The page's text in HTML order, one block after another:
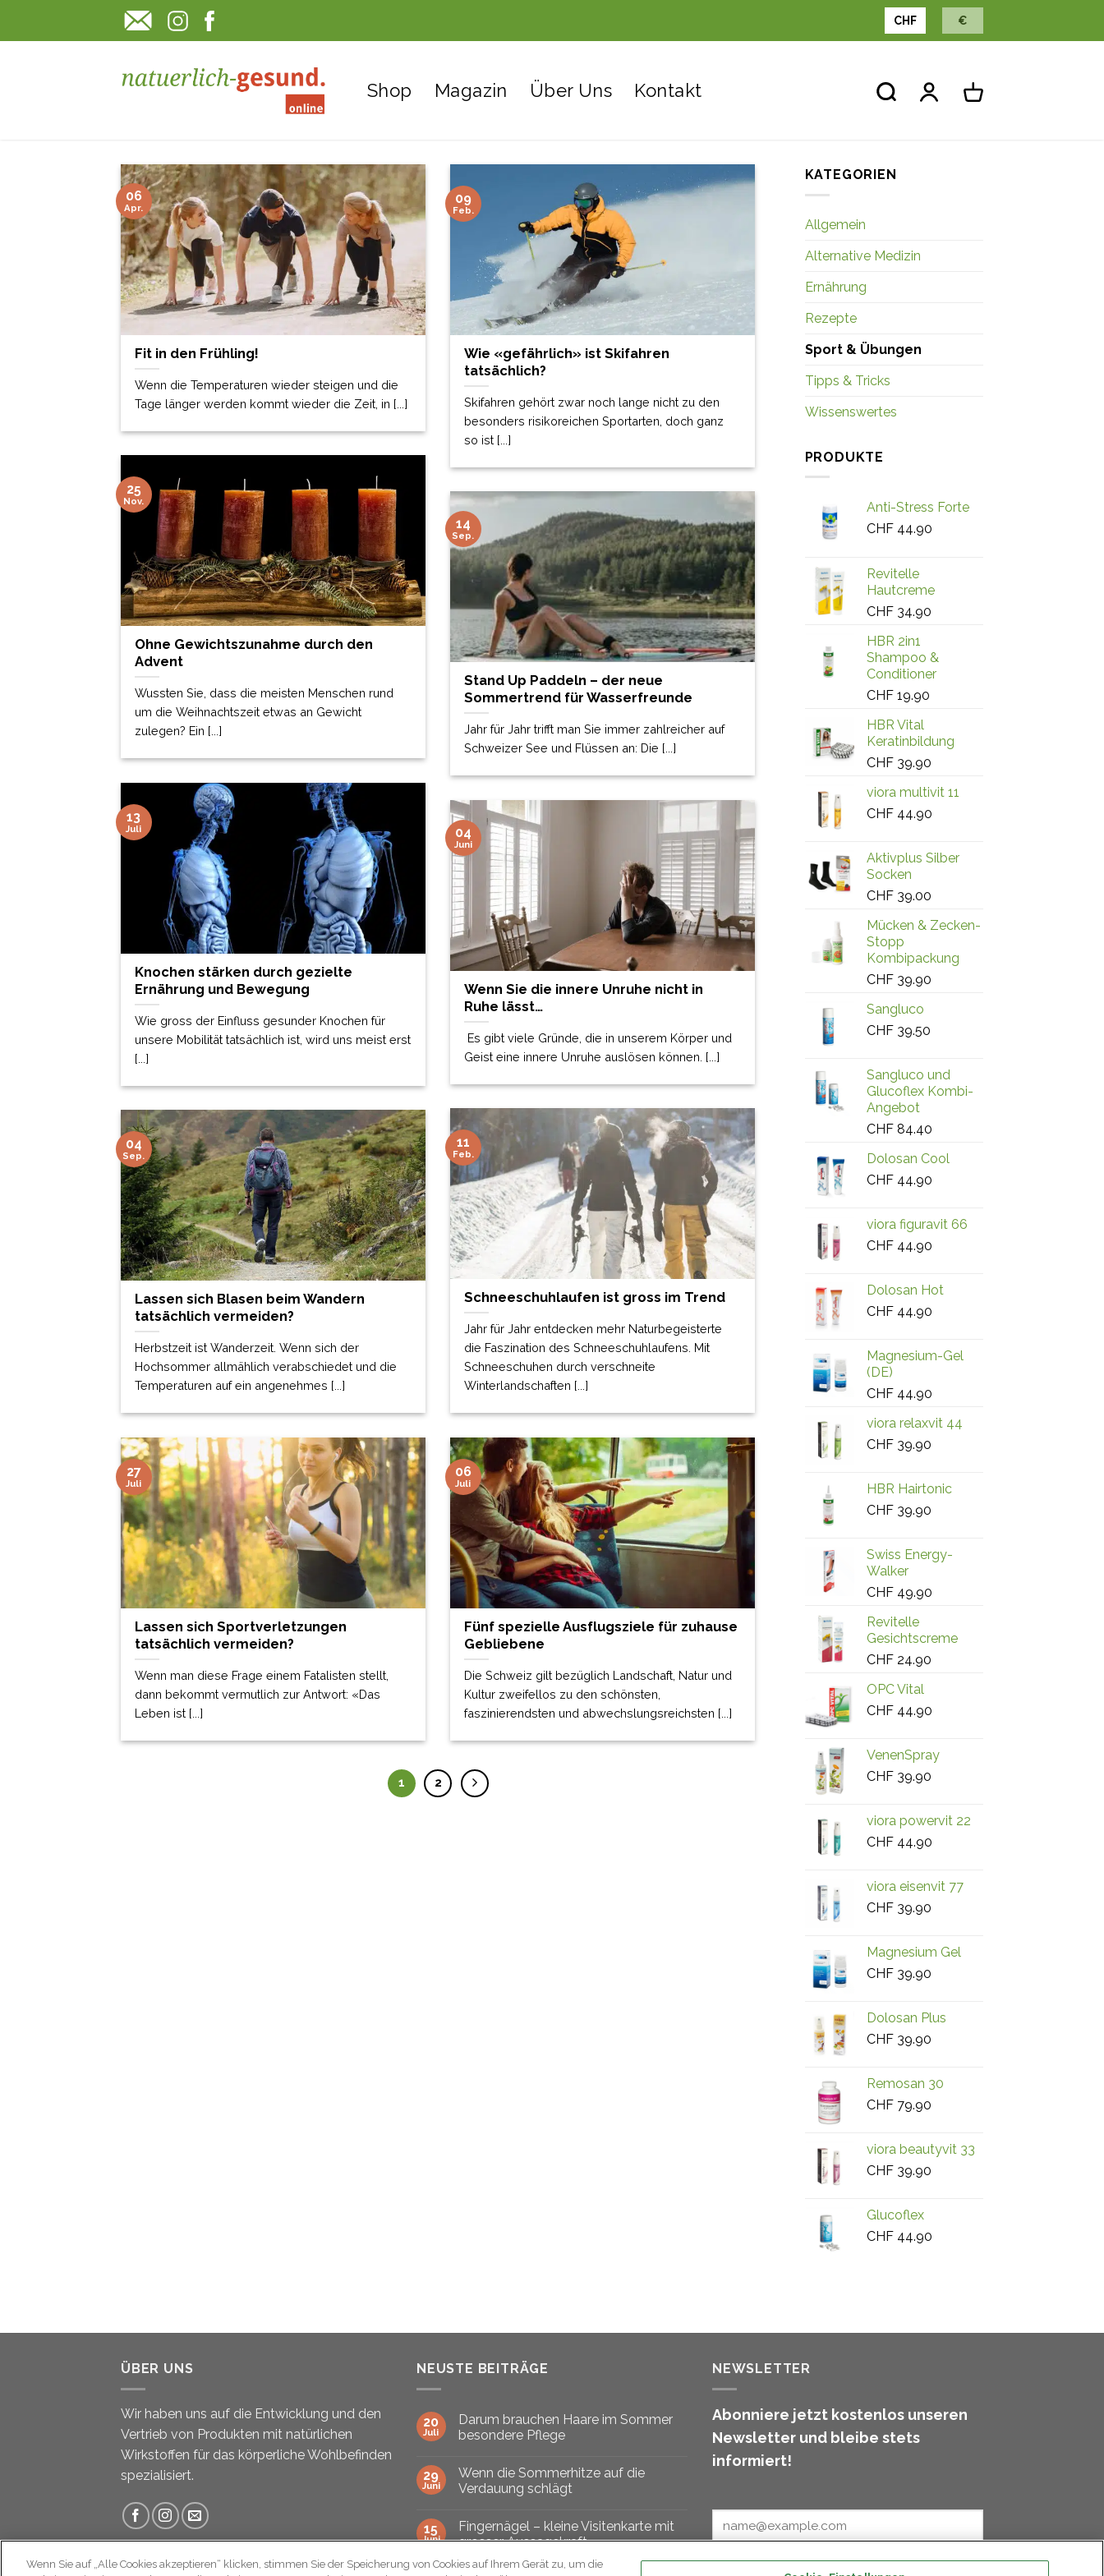
CHF €
Shop Magazin Über Uns Kontakt
Fit in den Frühling!
Wenn die Temperaturen wieder steigen und die
Tage länger werden kommt wieder die Zeit, in [...]
06
Apr.
Wie «gefährlich» ist Skifahren
tatsächlich?
Skifahren gehört zwar noch lange nicht zu den
besonders risikoreichen Sportarten, doch ganz
so ist [...]
09
Feb.
Ohne Gewichtszunahme durch den
Advent
Wussten Sie, dass die meisten Menschen rund
um die Weihnachtszeit etwas an Gewicht
zulegen? Ein [...]
25
Nov.
Stand Up Paddeln – der neue
Sommertrend für Wasserfreunde
Jahr für Jahr trifft man Sie immer zahlreicher auf
Schweizer See und Flüssen an: Die [...]
14
Sep.
Knochen stärken durch gezielte
Ernährung und Bewegung
Wie gross der Einfluss gesunder Knochen für
unsere Mobilität tatsächlich ist, wird uns meist erst
[...]
13
Juli
Wenn Sie die innere Unruhe nicht in
Ruhe lässt…
Es gibt viele Gründe, die in unserem Körper und
Geist eine innere Unruhe auslösen können. [...]
04
Juni
Schneeschuhlaufen ist gross im Trend
Jahr für Jahr entdecken mehr Naturbegeisterte
die Faszination des Schneeschuhlaufens. Mit
Schneeschuhen durch verschneite
Winterlandschaften [...]
11
Feb.
Lassen sich Blasen beim Wandern
tatsächlich vermeiden?
Herbstzeit ist Wanderzeit. Wenn sich der
Hochsommer allmählich verabschiedet und die
Temperaturen auf ein angenehmes [...]
04
Sep.
Lassen sich Sportverletzungen
tatsächlich vermeiden?
Wenn man diese Frage einem Fatalisten stellt,
dann bekommt vermutlich zur Antwort: «Das
Leben ist [...]
27
Juli
Fünf spezielle Ausflugsziele für zuhause
Gebliebene
Die Schweiz gilt bezüglich Landschaft, Natur und
Kultur zweifellos zu den schönsten,
faszinierendsten und abwechslungsreichsten [...]
06
Juli
1 2
KATEGORIEN
Allgemein
Alternative Medizin
Ernährung
Rezepte
Sport & Übungen
Tipps & Tricks
Wissenswertes
PRODUKTE
Anti-Stress Forte
CHF44.90
Revitelle
Hautcreme
CHF34.90
HBR 2in1
Shampoo &
Conditioner
CHF19.90
HBR Vital
Keratinbildung
CHF39.90
viora multivit 11
CHF44.90
Aktivplus Silber
Socken
CHF39.00
Mücken & Zecken-
Stopp
Kombipackung
CHF39.90
Sangluco
CHF39.50
Sangluco und
Glucoflex Kombi-
Angebot
CHF84.40
Dolosan Cool
CHF44.90
viora figuravit 66
CHF44.90
Dolosan Hot
CHF44.90
Magnesium-Gel
(DE)
CHF44.90
viora relaxvit 44
CHF39.90
HBR Hairtonic
CHF39.90
Swiss Energy-
Walker
CHF49.90
Revitelle
Gesichtscreme
CHF24.90
OPC Vital
CHF44.90
VenenSpray
CHF39.90
viora powervit 22
CHF44.90
viora eisenvit 77
CHF39.90
Magnesium Gel
CHF39.90
Dolosan Plus
CHF39.90
Remosan 30
CHF79.90
viora beautyvit 33
CHF39.90
Glucoflex
CHF44.90
ÜBER UNS
Wir haben uns auf die Entwicklung und den
Vertrieb von Produkten mit natürlichen
Wirkstoffen für das körperliche Wohlbefinden
spezialisiert.
NEUSTE BEITRÄGE
20
Juli
Darum brauchen Haare im Sommer
besondere Pflege
29
Juni
Wenn die Sommerhitze auf die
Verdauung schlägt
15
Juni
Fingernägel – kleine Visitenkarte mit
grosser Aussagekraft
NEWSLETTER
Abonniere jetzt kostenlos unseren
Newsletter und bleibe stets
informiert!
Wenn Sie auf „Alle Cookies akzeptieren“ klicken, stimmen Sie der Speicherung von Cookies auf Ihrem Gerät zu, um die